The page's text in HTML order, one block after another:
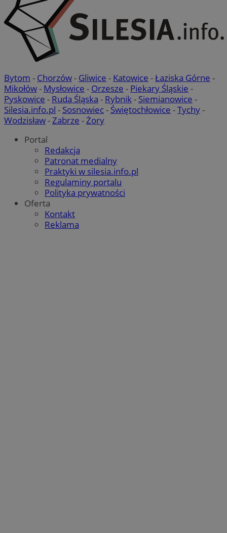
Bytom - Chorzów- Gliwice - Katowice -Łaziska Górne -
Mikołów- Mysłowice - Orzesze - Piekary Śląskie -
Pyskowice - Ruda Śląska - Rybnik- Siemianowice -
Silesia.info.pl - Sosnowiec- Świętochłowice -Tychy-
Wodzisław-Zabrze -Żory
Portal
Redakcja
Patronat medialny
Praktyki w silesia.info.pl
Regulaminy portalu
Polityka prywatności
Oferta
Kontakt
Reklama